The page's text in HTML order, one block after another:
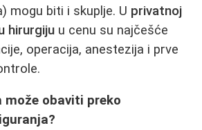
mogu biti i skuplje. U privatnoj
hirurgiju u cenu su najčešće
operacija, anestezija i prve
može obaviti preko